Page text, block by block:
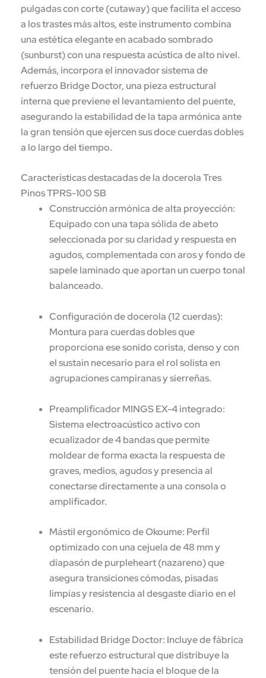
pulgadas con corte (cutaway) que facilita el acceso
a los trastes más altos, este instrumento combina
una estética elegante en acabado sombrado
(sunburst) con una respuesta acústica de alto nivel.
Además, incorpora el innovador sistema de
refuerzo Bridge Doctor, una pieza estructural
interna que previene el levantamiento del puente,
asegurando la estabilidad de la tapa armónica ante
la gran tensión que ejercen sus doce cuerdas dobles
a lo largo del tiempo.
Características destacadas de la docerola Tres
Pinos TPRS-100 SB
Construcción armónica de alta proyección:
Equipado con una tapa sólida de abeto
seleccionada por su claridad y respuesta en
agudos, complementada con aros y fondo de
sapele laminado que aportan un cuerpo tonal
balanceado.
Configuración de docerola (12 cuerdas):
Montura para cuerdas dobles que
proporciona ese sonido corista, denso y con
el sustain necesario para el rol solista en
agrupaciones campiranas y sierreñas.
Preamplificador MINGS EX-4 integrado:
Sistema electroacústico activo con
ecualizador de 4 bandas que permite
moldear de forma exacta la respuesta de
graves, medios, agudos y presencia al
conectarse directamente a una consola o
amplificador.
Mástil ergonómico de Okoume: Perfil
optimizado con una cejuela de 48 mm y
diapasón de purpleheart (nazareno) que
asegura transiciones cómodas, pisadas
limpias y resistencia al desgaste diario en el
escenario.
Estabilidad Bridge Doctor: Incluye de fábrica
este refuerzo estructural que distribuye la
tensión del puente hacia el bloque de la